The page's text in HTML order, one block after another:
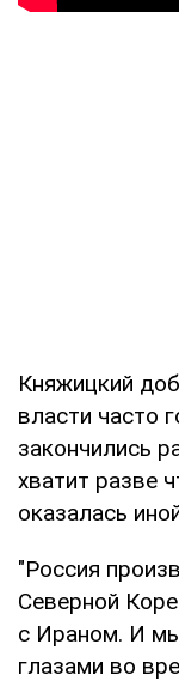
Княжицкий
власти часто
закончились
хватит разве
оказалась
"Россия
Северной
с Ираном. И
глазами во